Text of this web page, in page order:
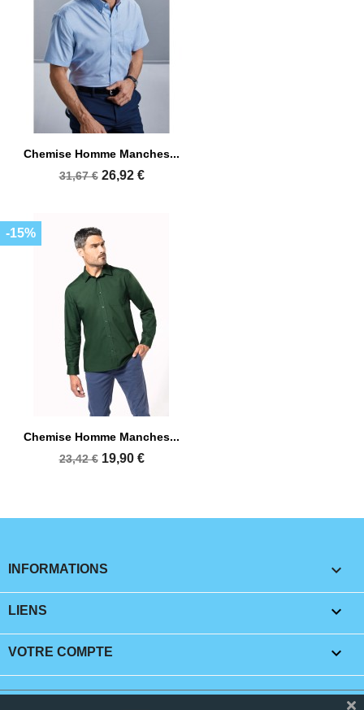
Chemise Homme Manches...
31,67 € 26,92 €
Chemise Homme Manches...
23,42 € 19,90 €
-15%
INFORMATIONS keyboard_arrow_down
LIENS 
VOTRE COMPTE 